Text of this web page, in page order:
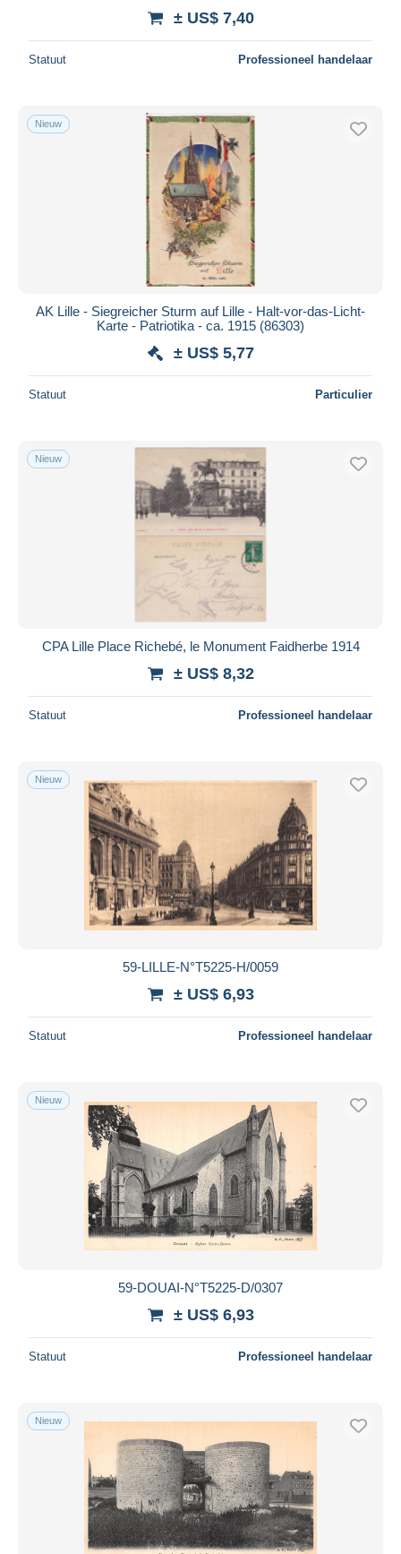
± US$ 7,40
Statuut Professioneel handelaar
Nieuw
AK Lille - Siegreicher Sturm auf Lille - Halt-vor-das-Licht-
Karte - Patriotika - ca. 1915 (86303)
± US$ 5,77
Statuut Particulier
Nieuw
CPA Lille Place Richebé, le Monument Faidherbe 1914
± US$ 8,32
Statuut Professioneel handelaar
Nieuw
59-LILLE-N°T5225-H/0059
± US$ 6,93
Statuut Professioneel handelaar
Nieuw
59-DOUAI-N°T5225-D/0307
± US$ 6,93
Statuut Professioneel handelaar
Nieuw